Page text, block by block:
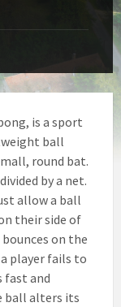
is a sport
ball
round bat.
by a net.
allow a ball
their side of
on the
player fails to
fast and
ball alters its